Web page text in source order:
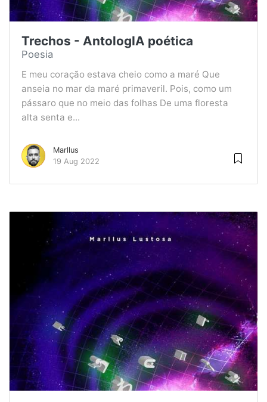
Trechos - AntologIA poética
Poesia
E meu coração estava cheio como a maré Que
anseia no mar da maré primaveril. Pois, como um
pássaro que no meio das folhas De uma floresta
alta senta e...
Marllus
19 Aug 2022